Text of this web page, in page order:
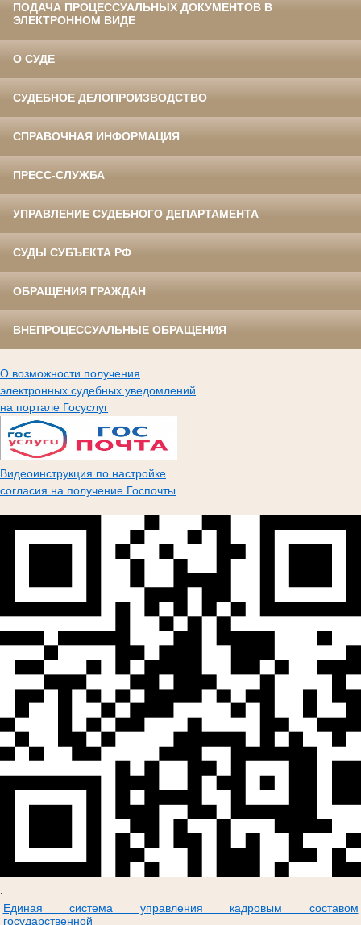
ПОДАЧА ПРОЦЕССУАЛЬНЫХ ДОКУМЕНТОВ В
ЭЛЕКТРОННОМ ВИДЕ
О СУДЕ
СУДЕБНОЕ ДЕЛОПРОИЗВОДСТВО
СПРАВОЧНАЯ ИНФОРМАЦИЯ
ПРЕСС-СЛУЖБА
УПРАВЛЕНИЕ СУДЕБНОГО ДЕПАРТАМЕНТА
СУДЫ СУБЪЕКТА РФ
ОБРАЩЕНИЯ ГРАЖДАН
ВНЕПРОЦЕССУАЛЬНЫЕ ОБРАЩЕНИЯ
О возможности получения
электронных судебных уведомлений
на портале Госуслуг
Видеоинструкция по настройке
согласия на получение Госпочты
Единая система управления кадровым составом
государственной